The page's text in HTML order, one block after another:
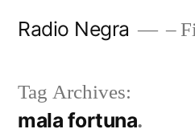
Radio Negra –
Tag Archives:
mala fortuna